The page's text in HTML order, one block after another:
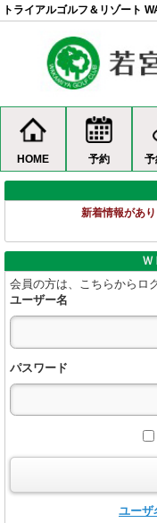
トライアルゴルフ＆リゾート
HOME 予約 予
新着情報があり
Ｗ
会員の方は、こちらからロ
ユーザー名
パスワード
ユーザ